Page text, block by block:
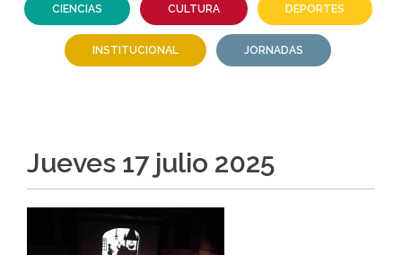
CIENCIAS CULTURA DEPORTES
INSTITUCIONAL JORNADAS
jueves 17 julio 2025